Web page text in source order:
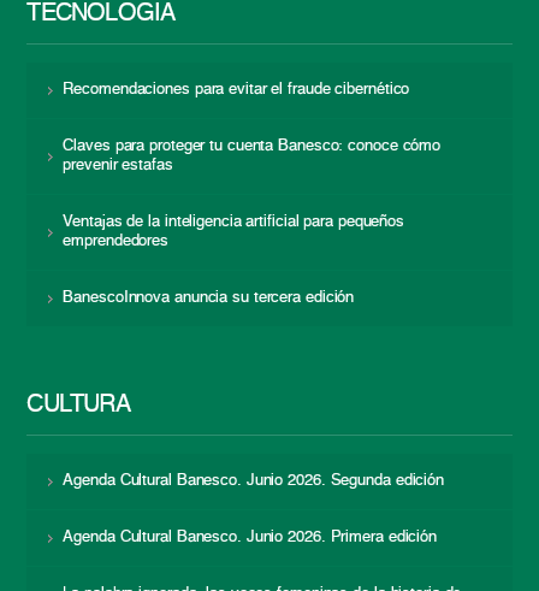
TECNOLOGÍA
Recomendaciones para evitar el fraude cibernético
Claves para proteger tu cuenta Banesco: conoce cómo
prevenir estafas
Ventajas de la inteligencia artificial para pequeños
emprendedores
BanescoInnova anuncia su tercera edición
CULTURA
Agenda Cultural Banesco. Junio 2026. Segunda edición
Agenda Cultural Banesco. Junio 2026. Primera edición